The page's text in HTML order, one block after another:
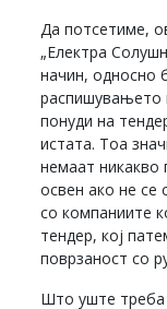
Да потсетиме,
„Електра
начин, односно
распишувањето
понуди на
истата. Тоа
немаат никакво
освен ако не се
со компаниите
тендер, кој
поврзаност со
Што уште треба